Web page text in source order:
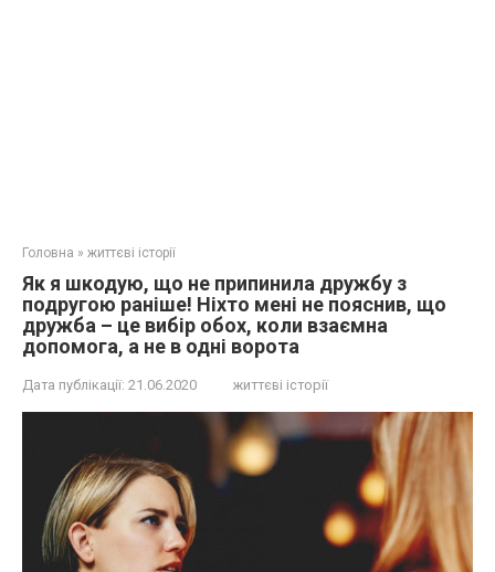
Головна » життєві історії
Як я шкодую, що не припинила дружбу з
подругою раніше! Ніхто мені не пояснив, що
дружба – це вибір обох, коли взаємна
допомога, а не в одні ворота
Дата публікації: 21.06.2020 життєві історії